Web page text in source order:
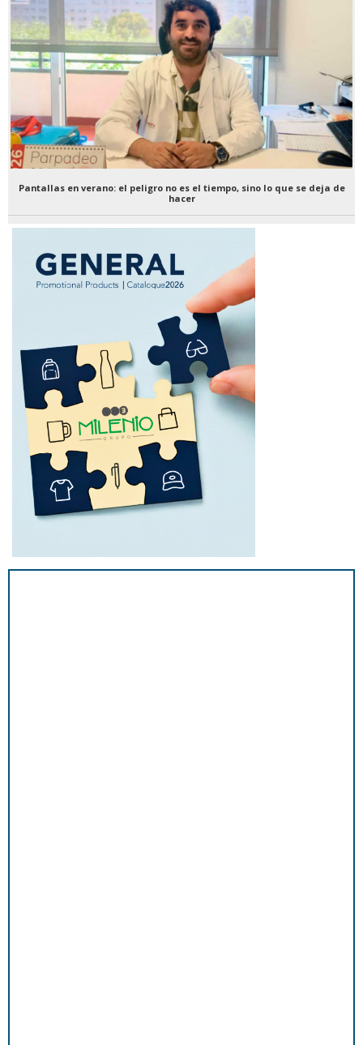
Pantallas en verano: el peligro no es el tiempo, sino lo que se deja de
hacer